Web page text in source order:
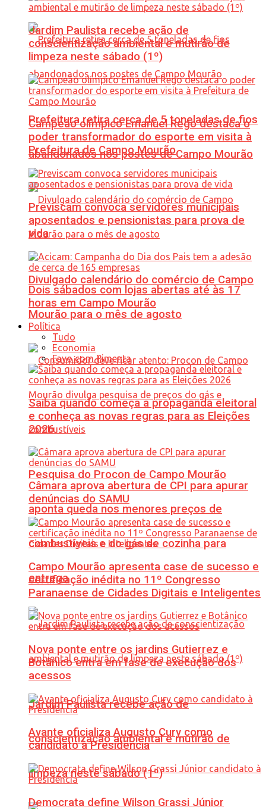
Prefeitura retira cerca de 5 toneladas de fios
abandonados nos postes de Campo Mourão
Divulgado calendário do comércio de Campo
Mourão para o mês de agosto
Pesquisa do Procon de Campo Mourão
aponta queda nos menores preços de
combustíveis e do gás de cozinha para
entrega
Jardim Paulista recebe ação de
conscientização ambiental e mutirão de
limpeza neste sábado (1º)
Jardim Paulista recebe ação de
conscientização ambiental e mutirão de
limpeza neste sábado (1º)
Campeão olímpico Emanuel Rego destaca o
poder transformador do esporte em visita à
Prefeitura de Campo Mourão
Previscam convoca servidores municipais
aposentados e pensionistas para prova de
vida
Dois sábados com lojas abertas até às 17
horas em Campo Mourão
Política
Tudo
Economia
Favo com Pimenta
Saiba quando começa a propaganda eleitoral
e conheça as novas regras para as Eleições
2026
Câmara aprova abertura de CPI para apurar
denúncias do SAMU
Campo Mourão apresenta case de sucesso e
certificação inédita no 11º Congresso
Paranaense de Cidades Digitais e Inteligentes
Nova ponte entre os jardins Gutierrez e
Botânico entra em fase de execução dos
acessos
Avante oficializa Augusto Cury como
candidato à Presidência
Democrata define Wilson Grassi Júnior